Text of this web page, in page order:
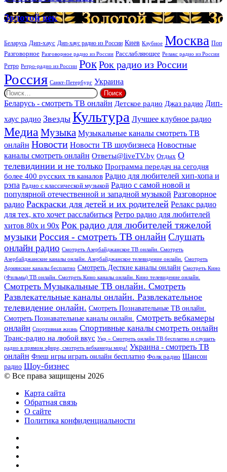
DEEP
Золотой
век
Золотой век
Беларусь Дип-хаус Дип-хаус радио из России Киев Клубное Москва Поп
Разговорное Разговорное радио из России Расслабляющее Релакс радио из России
Ретро Ретро-радио из России РокРок радио из России
Россия Санкт-Петербург Украина
Найти:
Беларусь - смотреть ТВ онлайн Детское радио Джаз радио Дип-
хаус радио Звезды Культура Лучшее клубное радио
Медиа Музыка Музыкальные каналы смотреть ТВ
онлайн Новости Новости ТВ шоубизнеса Новостные
каналы смотреть онлайн Ответы@liveTV.by Отдых О
телевидинии и не только Программа передач на сегодня
более 400 русских тв каналов Радио для любителей хип-хопа и
рэпа Радио с классической музыкой Радио с самой новой и
популярной отечественной и западной музыкой Разговорное
радио Раскраски для детей и их родителей Релакс радио
для тех, кто хочет расслабиться Ретро радио для любителей
хитов 80х и 90х Рок радио для любителей тяжелой
музыкиРоссия - смотреть ТВ онлайнСлушать
онлайн радио Смотреть Азербайджанское ТВ онлайн. Смотреть
Азербайджанские каналы онлайн. Азербайджанское телевидение онлайн.
Смотреть
Армянские каналы бесплатно Смотреть Десткие каналы онлайн Смотреть Кино
(Фильмы) ТВ онлайн. Смотреть Кино каналы онлайн. Кино телевидение онлайн.
Смотреть Музыкальные ТВ онлайн. Смотреть
Развлекательные каналы онлайн. Развлекательное
телевидение онлайн. Смотреть Познавательные ТВ онлайн.
Смотреть Познавательные каналы онлайн. Смотреть вебкамеры
онлайн Спортивная жизнь Спортивные каналы смотреть онлайн
Транс-радио на любой вкус Укр » Смотреть онлайн ТВ бесплатно и слушать
радио в прямом эфире, смотреть вебкамеры мира! Украина - смотреть ТВ
онлайн Флеш игры играть онлайн бесплатно Фолк радио Шансон
радио Шоу-бизнес
© Все права защищены 2026
Карта сайта
Обратная связь
О сайте
Политика конфиденциальности